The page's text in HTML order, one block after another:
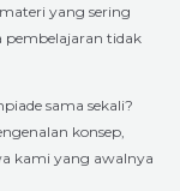
yang sering
pembelajaran tidak
sama sekali?
konsep,
kami yang awalnya